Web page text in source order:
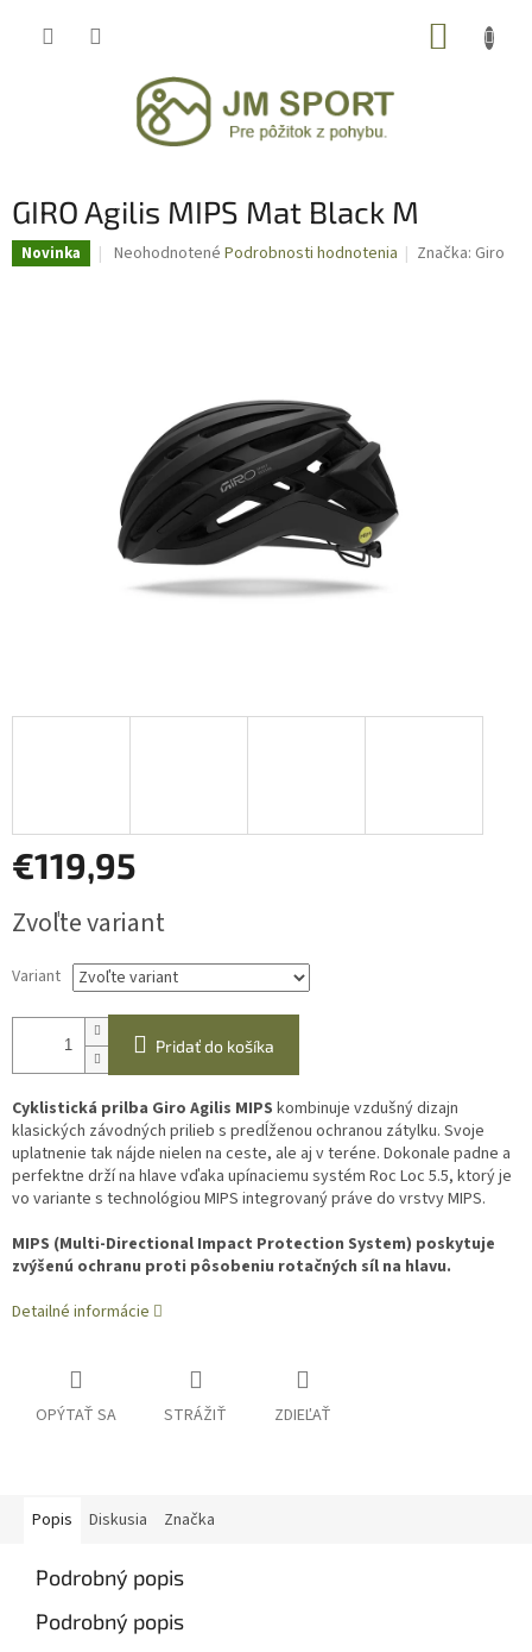
GIRO Agilis MIPS Mat Black M
Novinka
Priemerné
hviezdičiek.
Neohodnotené Podrobnosti hodnotenia Značka: Giro
€119,95
cena:
Zvoľte variant
Variant
Pridať do košíka
Cyklistická prilba Giro Agilis MIPS kombinuje vzdušný dizajn
klasických závodných prilieb s predĺženou ochranou zátylku. Svoje
uplatnenie tak nájde nielen na ceste, ale aj v teréne. Dokonale padne a
perfektne drží na hlave vďaka upínaciemu systém Roc Loc 5.5, ktorý je
vo variante s technológiou MIPS integrovaný práve do vrstvy MIPS.
MIPS (Multi-Directional Impact Protection System) poskytuje
zvýšenú ochranu proti pôsobeniu rotačných síl na hlavu.
Detailné informácie
OPÝTAŤ SA STRÁŽIŤ ZDIEĽAŤ
Popis Diskusia Značka
Podrobný popis
Podrobný popis